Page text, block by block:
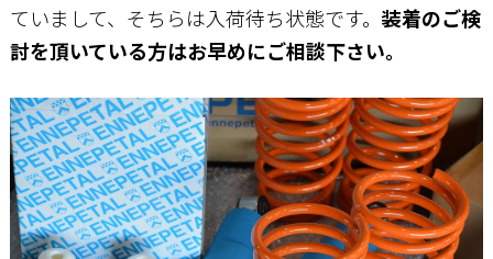
ていまして、そちらは入荷待ち状態です。 装着のご検
討を頂いている方はお早めにご相談下さい。